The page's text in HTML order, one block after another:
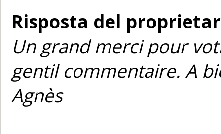
Risposta del
Un grand merci pour
gentil commentaire. A
Agnès